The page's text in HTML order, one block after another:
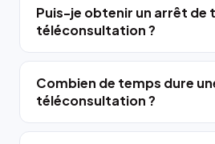
Puis-je obtenir un arrêt de
téléconsultation ?
Combien de temps dure
téléconsultation ?